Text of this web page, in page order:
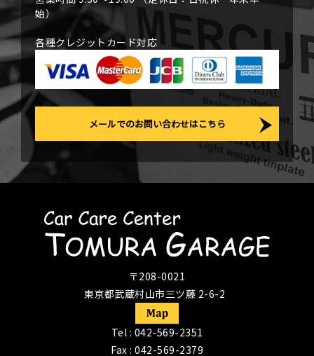
始）
各種クレジットカード対応
メールでのお問い合わせはこちら
〒208-0021
東京都武蔵村山市三ツ藤 2-6-2
Tel : 042-569-2351
Fax : 042-569-2379